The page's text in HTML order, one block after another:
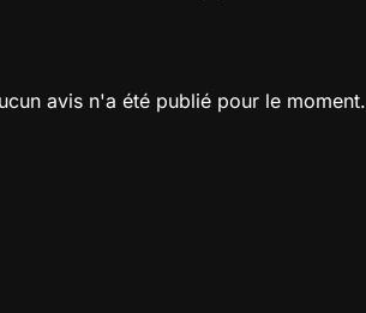
avis n'a été publié pour le moment.